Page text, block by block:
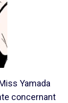
Yamada
concernant